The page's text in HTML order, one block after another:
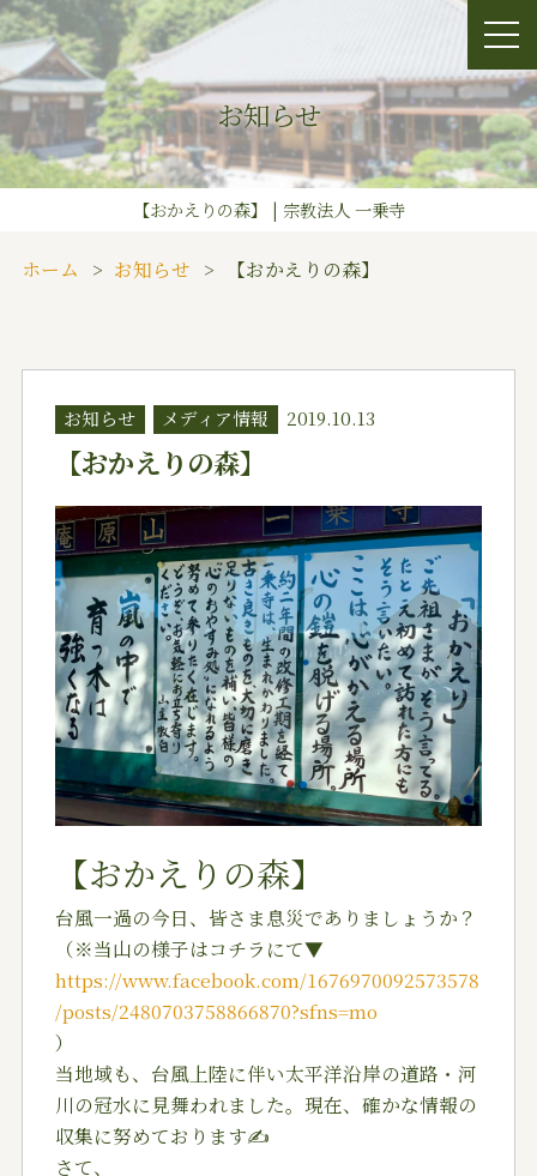
お知らせ
【おかえりの森】 | 宗教法人 一乗寺
ホーム お知らせ 【おかえりの森】
お知らせ メディア情報 2019.10.13
【おかえりの森】
【おかえりの森】
台風一過の今日、皆さま息災でありましょうか？
（※当山の様子はコチラにて▼
https://www.facebook.com/1676970092573578
/posts/2480703758866870?sfns=mo
）
当地域も、台風上陸に伴い太平洋沿岸の道路・河
川の冠水に見舞われました。現在、確かな情報の
収集に努めております✍️
さて、